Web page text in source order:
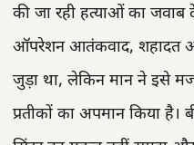
की जा रही हत्याओं का जवाब
ऑपरेशन आतंकवाद, शहादत और
जुड़ा था, लेकिन मान ने इसे
प्रतीकों का अपमान किया है।